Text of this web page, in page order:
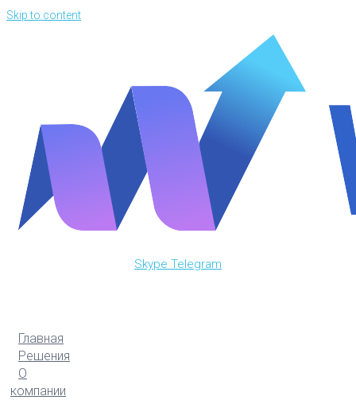
Skip to content
Skype Telegram
Главная
Решения
О
компании